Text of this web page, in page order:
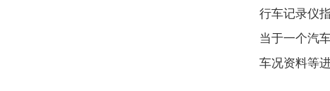
行车记录仪
当于一个汽
车况资料等